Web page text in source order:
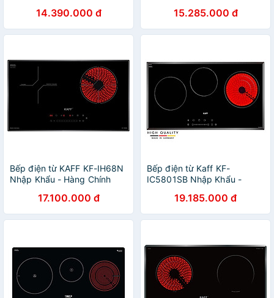
14.390.000 đ 15.285.000 đ
Bếp điện từ KAFF KF-IH68N
Nhập Khẩu - Hàng Chính
17.100.000 đ
Bếp điện từ Kaff KF-
IC5801SB Nhập Khẩu -
19.185.000 đ